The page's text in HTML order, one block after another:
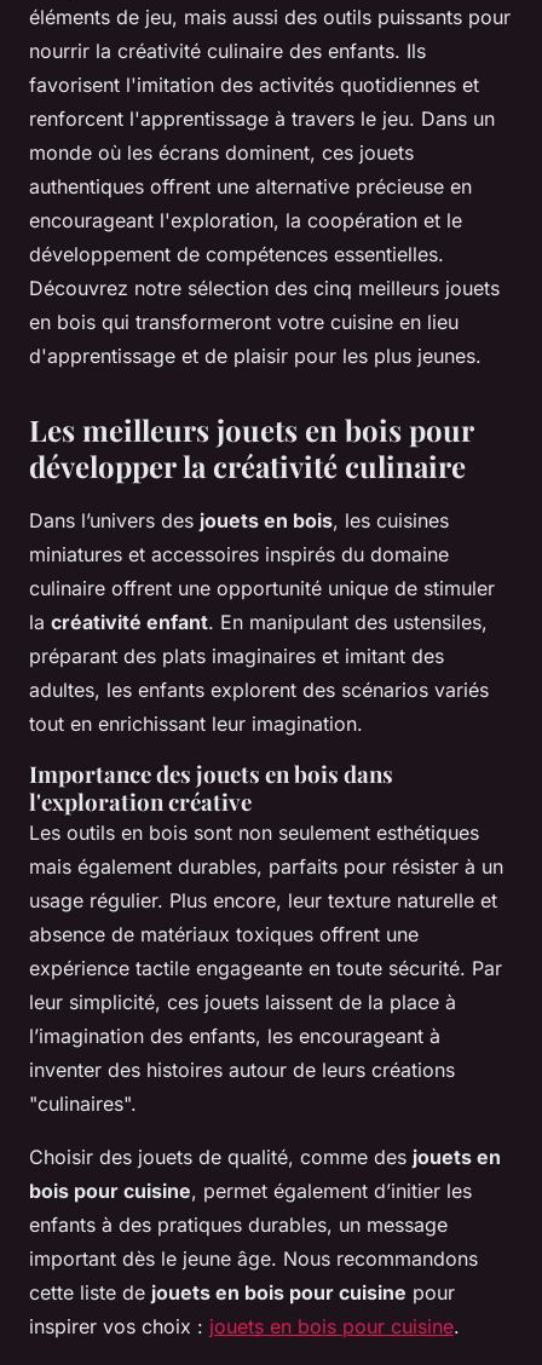
éléments de jeu, mais aussi des outils puissants pour
nourrir la créativité culinaire des enfants. Ils
favorisent l'imitation des activités quotidiennes et
renforcent l'apprentissage à travers le jeu. Dans un
monde où les écrans dominent, ces jouets
authentiques offrent une alternative précieuse en
encourageant l'exploration, la coopération et le
développement de compétences essentielles.
Découvrez notre sélection des cinq meilleurs jouets
en bois qui transformeront votre cuisine en lieu
d'apprentissage et de plaisir pour les plus jeunes.
Les meilleurs jouets en bois pour
développer la créativité culinaire
Dans l’univers des jouets en bois, les cuisines
miniatures et accessoires inspirés du domaine
culinaire offrent une opportunité unique de stimuler
la créativité enfant. En manipulant des ustensiles,
préparant des plats imaginaires et imitant des
adultes, les enfants explorent des scénarios variés
tout en enrichissant leur imagination.
Importance des jouets en bois dans
l'exploration créative
Les outils en bois sont non seulement esthétiques
mais également durables, parfaits pour résister à un
usage régulier. Plus encore, leur texture naturelle et
absence de matériaux toxiques offrent une
expérience tactile engageante en toute sécurité. Par
leur simplicité, ces jouets laissent de la place à
l’imagination des enfants, les encourageant à
inventer des histoires autour de leurs créations
"culinaires".
Choisir des jouets de qualité, comme des jouets en
bois pour cuisine, permet également d’initier les
enfants à des pratiques durables, un message
important dès le jeune âge. Nous recommandons
cette liste de jouets en bois pour cuisine pour
inspirer vos choix : jouets en bois pour cuisine.